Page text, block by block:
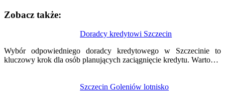
Zobacz także:
Doradcy kredytowi Szczecin
Wybór odpowiedniego doradcy kredytowego w Szczecinie to
kluczowy krok dla osób planujących zaciągnięcie kredytu. Warto…
Szczecin Goleniów lotnisko
wpisu